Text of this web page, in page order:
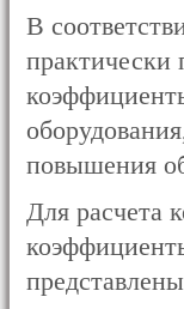
В
практически
повышения
Для расчета